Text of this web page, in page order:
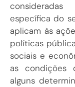
específica do
aplicam às
políticas
sociais e
as condições
alguns